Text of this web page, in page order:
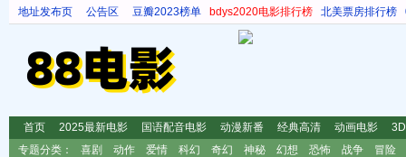
地址发布页 公告区 豆瓣2023榜单 bdys2020电影排行榜 北美票房排行榜
首页 2025最新电影 国语配音电影 动漫新番 经典高清 动画电影
专题分类：
喜剧 动作 爱情 科幻 奇幻 神秘 幻想 恐怖 战争 冒险